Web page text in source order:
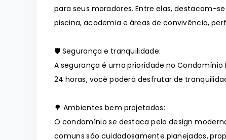
para seus moradores. Entre elas, destacam-
piscina, academia e áreas de convivência,
🛡️ Segurança e tranquilidade:
A segurança é uma prioridade no
24 horas, você poderá desfrutar de
🌳 Ambientes bem projetados:
O condomínio se destaca pelo design
comuns são cuidadosamente planejados,